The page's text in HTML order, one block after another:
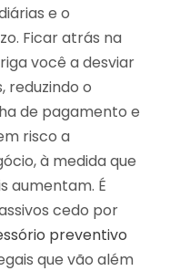
e o
Ficar atrás na
você a desviar
reduzindo o
de pagamento e
risco a
à medida que
aumentam. É
cedo por
preventivo
que vão além